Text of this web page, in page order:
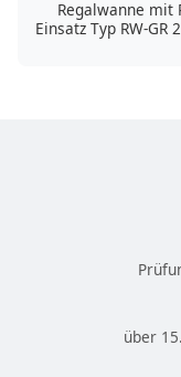
Regalwanne mit
Einsatz Typ RW-GR
über